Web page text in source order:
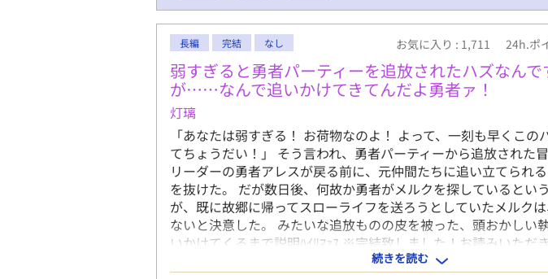
長編 完結 なし お気に入り : 1,711 24h.ポ
弱すぎると勇者パーティーを追放されたハズなんで
が……なんで追いかけてきてんだよ勇者ァ！
灯璃
「あなたは弱すぎる！ お荷物なのよ！ よって、一刻も早くこの
てちょうだい！」 そう言われ、勇者パーティーから追放された冒
リーダーの勇者アレスが戻る前に、元仲間たちに追い立てられ
を抜けた。 だが数日後、何故か勇者がメルクを探しているとい
が、既に故郷に帰ってスローライフを送ろうとしていたメルク
ないと決意した。 みたいな追放ものの皮を被った、頭おかしい
いかけてくるまで説明ﾊｲﾘﾏｧｽ ※完結致しました！お読みいただ
ました！ シレッとBL大賞に応募していました！良ければ投票よ
続きを読む